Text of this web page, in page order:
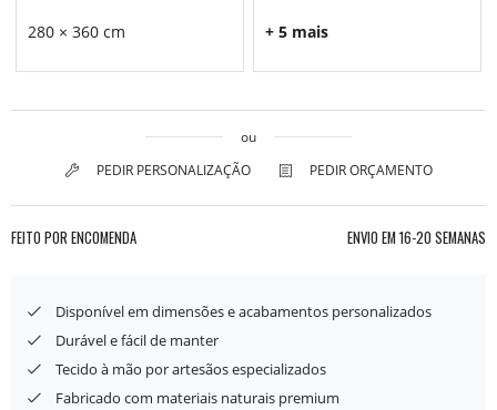
280 × 360 cm + 5 mais
ou
PEDIR PERSONALIZAÇÃO
PEDIR ORÇAMENTO
FEITO POR ENCOMENDA ENVIO EM 16-20 SEMANAS
Disponível em dimensões e acabamentos personalizados
Durável e fácil de manter
Tecido à mão por artesãos especializados
Fabricado com materiais naturais premium